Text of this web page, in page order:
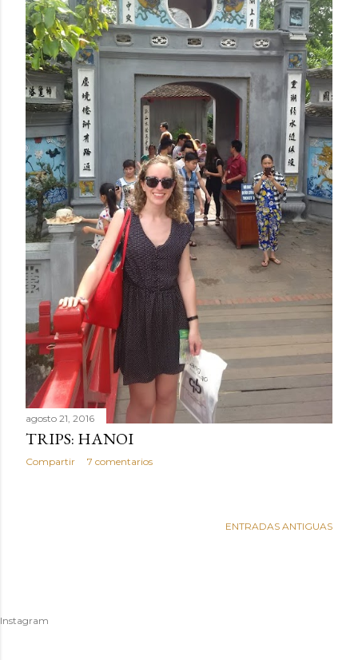
agosto 21, 2016
TRIPS: HANOI
Compartir 7 comentarios
ENTRADAS ANTIGUAS
Instagram